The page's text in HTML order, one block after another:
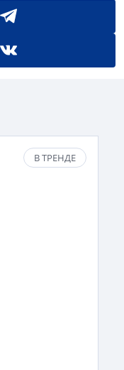
В ТРЕНДЕ